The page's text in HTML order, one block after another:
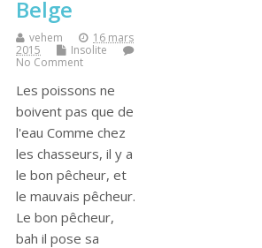
Belge
vehem
16 mars
2015
Insolite
No Comment
Les poissons ne
boivent pas que de
l'eau Comme chez
les chasseurs, il y a
le bon pêcheur, et
le mauvais pêcheur.
Le bon pêcheur,
bah il pose sa